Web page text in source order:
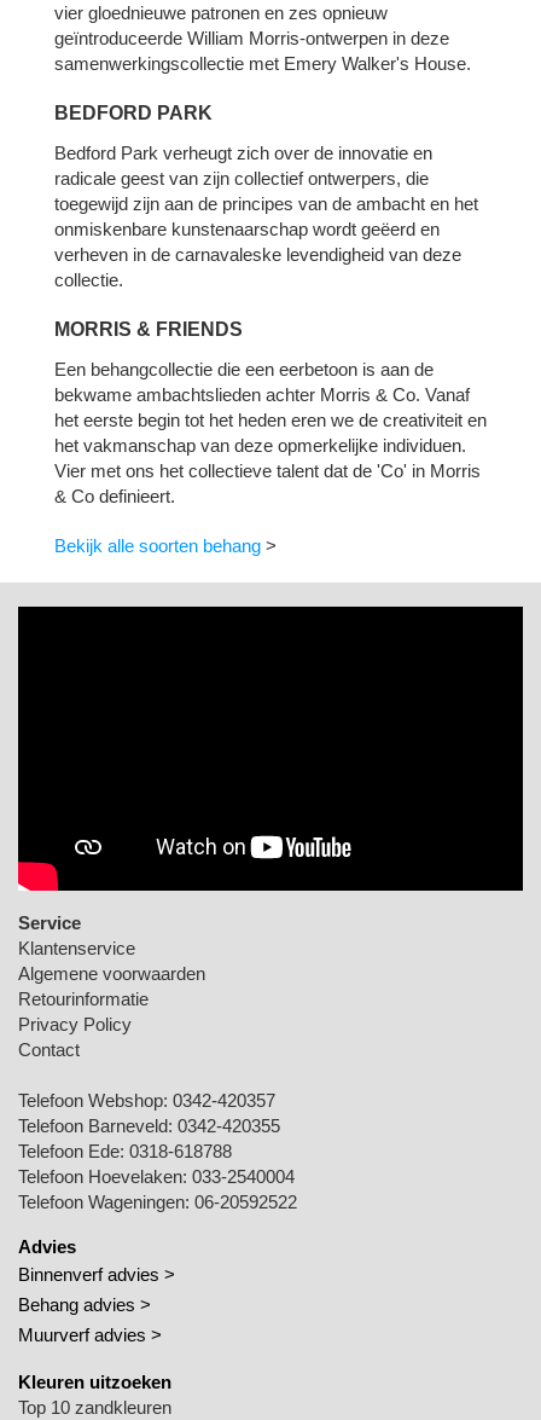
vier gloednieuwe patronen en zes opnieuw
geïntroduceerde William Morris-ontwerpen in deze
samenwerkingscollectie met Emery Walker's House.
BEDFORD PARK
Bedford Park verheugt zich over de innovatie en
radicale geest van zijn collectief ontwerpers, die
toegewijd zijn aan de principes van de ambacht en het
onmiskenbare kunstenaarschap wordt geëerd en
verheven in de carnavaleske levendigheid van deze
collectie.
MORRIS & FRIENDS
Een behangcollectie die een eerbetoon is aan de
bekwame ambachtslieden achter Morris & Co. Vanaf
het eerste begin tot het heden eren we de creativiteit en
het vakmanschap van deze opmerkelijke individuen.
Vier met ons het collectieve talent dat de 'Co' in Morris
& Co definieert.
Bekijk alle soorten behang >
Service
Klantenservice
Algemene voorwaarden
Retourinformatie
Privacy Policy
Contact
Telefoon Webshop: 0342-420357
Telefoon Barneveld: 0342-420355
Telefoon Ede: 0318-618788
Telefoon Hoevelaken: 033-2540004
Telefoon Wageningen: 06-20592522
Advies
Binnenverf advies >
Behang advies >
Muurverf advies >
Kleuren uitzoeken
Top 10 zandkleuren